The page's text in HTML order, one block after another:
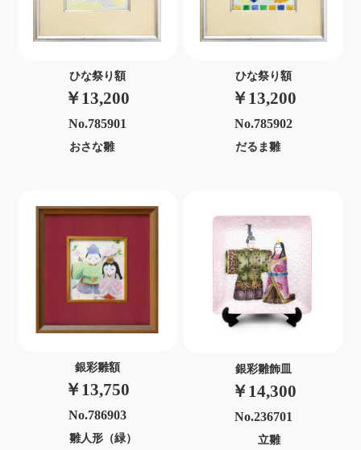
ひな祭り額
￥13,200
No.785901
おさな雛
ひな祭り額
￥13,200
No.785902
だるま雛
銀彩雛額
￥13,750
No.786903
雛人形（緑）
銀彩雛飾皿
￥14,300
No.236701
立雛